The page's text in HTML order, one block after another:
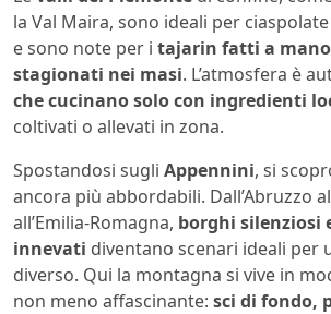
la Val Maira, sono ideali per
e sono note per i tajarin fatti a mano
stagionati nei masi. L’atmosfera è
che cucinano solo con ingredienti
coltivati o allevati in zona.
Spostandosi sugli Appennini, si
ancora più abbordabili. Dall’Abruzzo
all’Emilia-Romagna, borghi silenziosi
innevati diventano scenari ideali per
diverso. Qui la montagna si vive in
non meno affascinante: sci di fondo,